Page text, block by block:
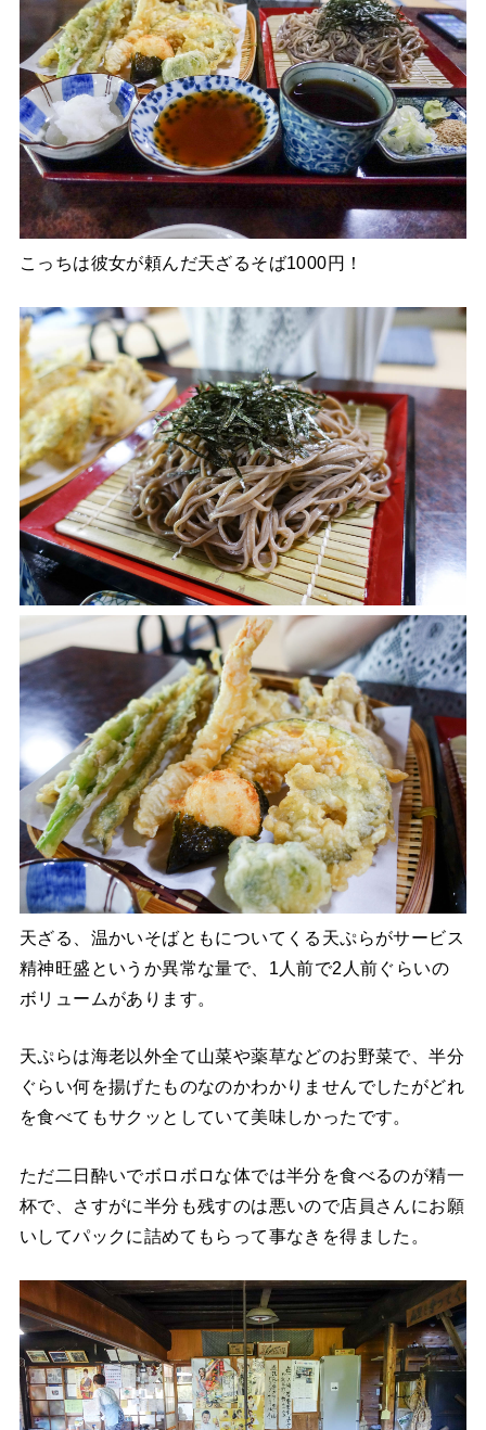
こっちは彼女が頼んだ天ざるそば1000円！
天ざる、温かいそばともについてくる天ぷらがサービス
精神旺盛というか異常な量で、1人前で2人前ぐらいの
ボリュームがあります。
天ぷらは海老以外全て山菜や薬草などのお野菜で、半分
ぐらい何を揚げたものなのかわかりませんでしたがどれ
を食べてもサクッとしていて美味しかったです。
ただ二日酔いでボロボロな体では半分を食べるのが精一
杯で、さすがに半分も残すのは悪いので店員さんにお願
いしてパックに詰めてもらって事なきを得ました。